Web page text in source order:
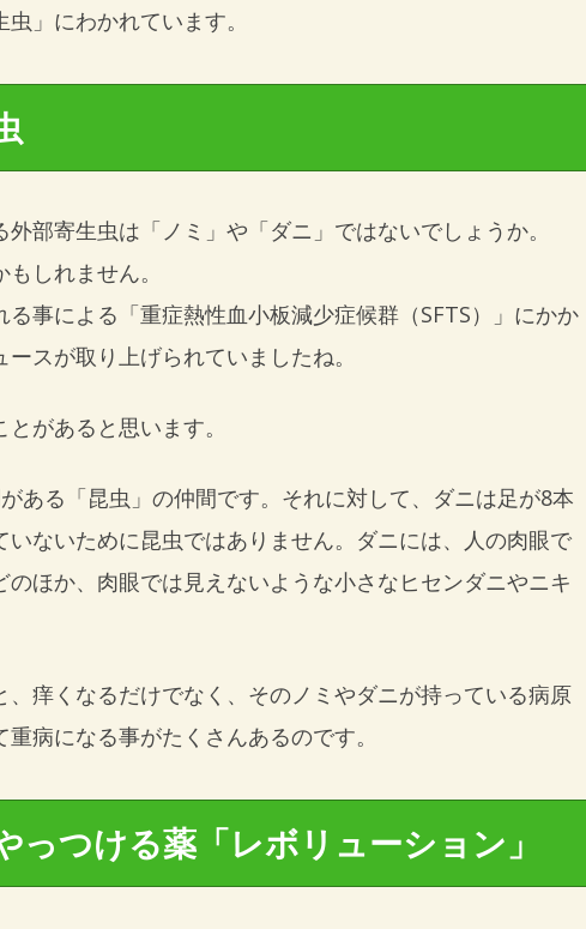
」にわかれています。
部寄生虫は「ノミ」や「ダニ」ではないでしょうか。
しれません。
事による「重症熱性血小板減少症候群（SFTS）」にかか
スが取り上げられていましたね。
があると思います。
ある「昆虫」の仲間です。それに対して、ダニは足が8本
いないために昆虫ではありません。ダニには、人の肉眼で
ほか、肉眼では見えないような小さなヒセンダニやニキ
、痒くなるだけでなく、そのノミやダニが持っている病原
病になる事がたくさんあるのです。
っつける薬「レボリューション」